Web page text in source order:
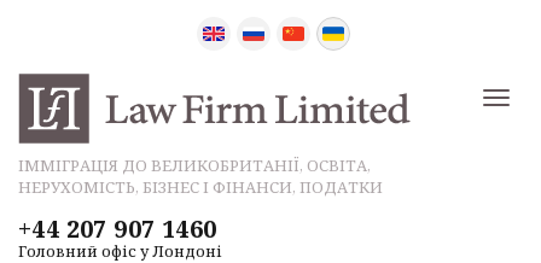
ІММІГРАЦІЯ ДО ВЕЛИКОБРИТАНІЇ, ОСВІТА,
НЕРУХОМІСТЬ, БІЗНЕС І ФІНАНСИ, ПОДАТКИ
+44 207 907 1460
Головний офіс у Лондоні